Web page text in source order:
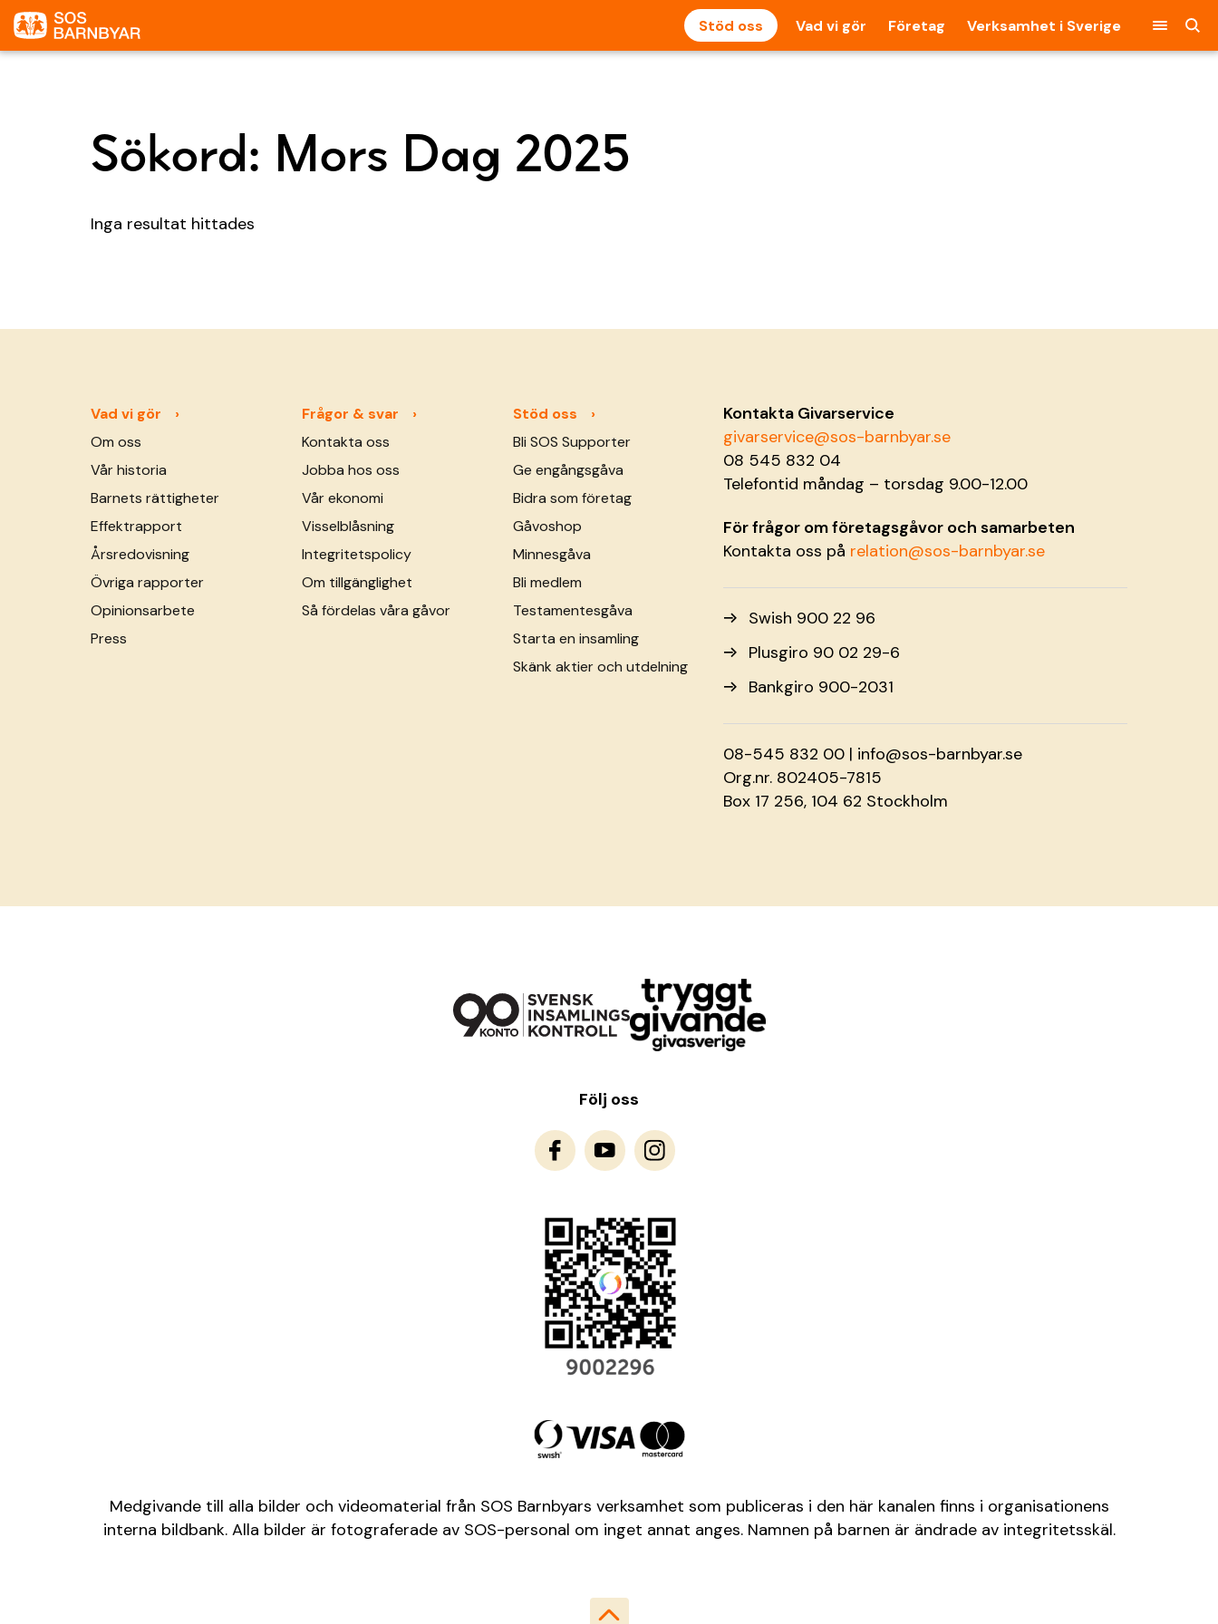
Stöd oss Vad vi gör Företag Verksamhet i Sverige
Sökord: Mors Dag 2025
Inga resultat hittades
Vad vi gör
Om oss
Vår historia
Barnets rättigheter
Effektrapport
Årsredovisning
Övriga rapporter
Opinionsarbete
Press
Frågor & svar
Kontakta oss
Jobba hos oss
Vår ekonomi
Visselblåsning
Integritetspolicy
Om tillgänglighet
Så fördelas våra gåvor
Stöd oss
Bli SOS Supporter
Ge engångsgåva
Bidra som företag
Gåvoshop
Minnesgåva
Bli medlem
Testamentesgåva
Starta en insamling
Skänk aktier och utdelning
Kontakta Givarservice
givarservice@sos-barnbyar.se
08 545 832 04
Telefontid måndag – torsdag 9.00-12.00
För frågor om företagsgåvor och samarbeten
Kontakta oss på relation@sos-barnbyar.se
Swish 900 22 96
Plusgiro 90 02 29-6
Bankgiro 900-2031
08-545 832 00 | info@sos-barnbyar.se
Org.nr. 802405-7815
Box 17 256, 104 62 Stockholm
Följ oss
Medgivande till alla bilder och videomaterial från SOS Barnbyars verksamhet som publiceras i den här kanalen finns i organisationens
interna bildbank. Alla bilder är fotograferade av SOS-personal om inget annat anges. Namnen på barnen är ändrade av integritetsskäl.